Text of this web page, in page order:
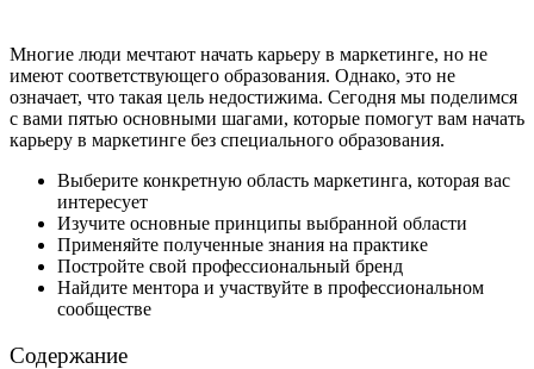
Многие люди мечтают начать карьеру в маркетинге, но не
имеют соответствующего образования. Однако, это не
означает, что такая цель недостижима. Сегодня мы поделимся
с вами пятью основными шагами, которые помогут вам начать
карьеру в маркетинге без специального образования.
Выберите конкретную область маркетинга, которая вас
интересует
Изучите основные принципы выбранной области
Применяйте полученные знания на практике
Постройте свой профессиональный бренд
Найдите ментора и участвуйте в профессиональном
сообществе
Содержание